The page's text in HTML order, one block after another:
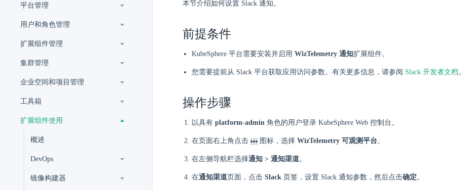
平台管理
用户和角色管理
扩展组件管理
集群管理
企业空间和项目管理
工具箱
扩展组件使用
概述
DevOps
镜像构建器
本节介绍如何设置 Slack 通知。
前提条件
KubeSphere 平台需要安装并启用 WizTelemetry 通知扩展组件。
您需要提前从 Slack 平台获取应用访问参数。有关更多信息，请参阅 Slack 开发者文档。
操作步骤
以具有 platform-admin 角色的用户登录 KubeSphere Web 控制台。
在页面右上角点击 图标，选择 WizTelemetry 可观测平台。
在左侧导航栏选择通知 > 通知渠道。
在通知渠道页面，点击 Slack 页签，设置 Slack 通知参数，然后点击确定。